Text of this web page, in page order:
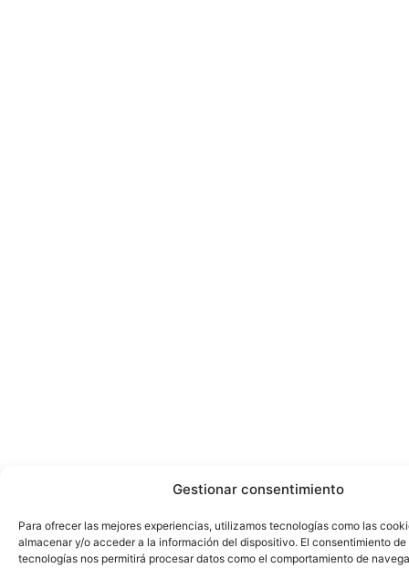
Gestionar consentimiento
Para ofrecer las mejores experiencias, utilizamos tecnologías como las
almacenar y/o acceder a la información del dispositivo. El consentimiento de
tecnologías nos permitirá procesar datos como el comportamiento de